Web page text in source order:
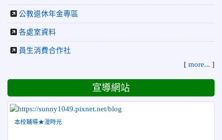
2026-07-23 榮譽
115年度花蓮縣第七屆太平洋盃X華紙公
益盃PTWA全國自走車競賽AI素養競賽榮獲銅牌
2026-07-21
錦標賽 榮獲佳績！
賀 本校跆拳道隊參加115年第十八屆全國
跆拳道品勢錦標賽 榮獲佳績！
檢送「花蓮縣115學年度推動國民中學充實校安
人力聯合甄選簡章」1份，敬請協助公告周知，請查照。
榮譽
公教退休年金專區
各處室資料
員生消費合作社
[ more... ]
宣導網站
本校輔導★漫時光